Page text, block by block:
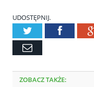
UDOSTĘPNIJ.
Twitter
Email
ZOBACZ TAKŻE: